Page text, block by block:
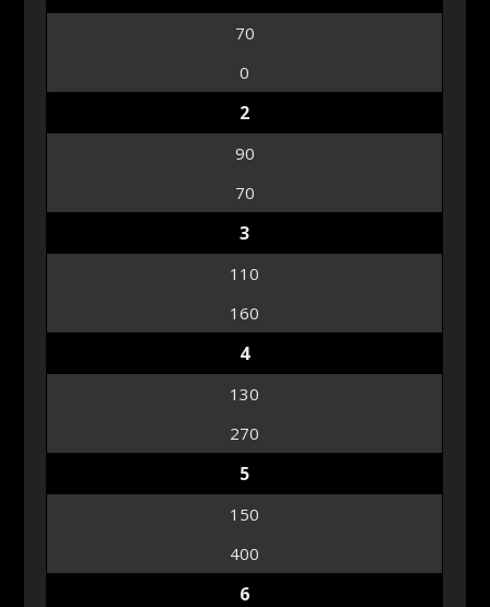
70
0
2
90
70
3
110
160
4
130
270
5
150
400
6